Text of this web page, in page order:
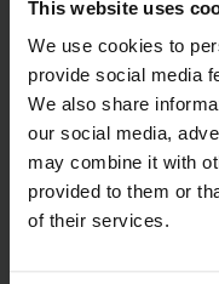
This website uses
We use cookies to
provide social media
We also share
our social media,
may combine it with
provided to them or
of their services.